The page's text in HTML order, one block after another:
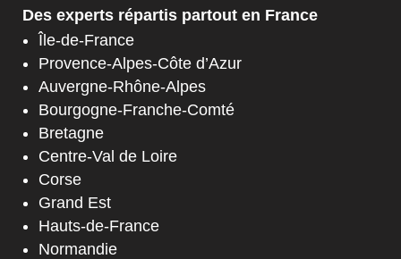
Des experts répartis partout en France
Île-de-France
Provence-Alpes-Côte d’Azur
Auvergne-Rhône-Alpes
Bourgogne-Franche-Comté
Bretagne
Centre-Val de Loire
Corse
Grand Est
Hauts-de-France
Normandie